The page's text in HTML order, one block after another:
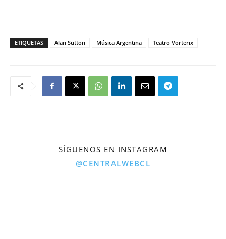
ETIQUETAS Alan Sutton Música Argentina Teatro Vorterix
SÍGUENOS EN INSTAGRAM
@CENTRALWEBCL